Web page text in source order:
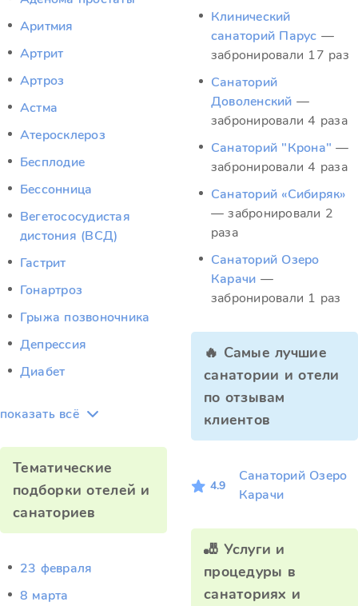
Аритмия
Артрит
Артроз
Астма
Атеросклероз
Бесплодие
Бессонница
Вегетососудистая
дистония (ВСД)
Гастрит
Гонартроз
Грыжа позвоночника
Депрессия
Диабет
показать всё
Тематические
подборки отелей и
санаториев
23 февраля
8 марта
Клинический
санаторий Парус —
забронировали 17 раз
Санаторий
Доволенский —
забронировали 4 раза
Санаторий "Крона" —
забронировали 4 раза
Санаторий «Сибиряк»
— забронировали 2
раза
Санаторий Озеро
Карачи —
забронировали 1 раз
🔥 Самые лучшие
санатории и отели
по отзывам
клиентов
4.9
Санаторий Озеро
Карачи
🎳 Услуги и
процедуры в
санаториях и